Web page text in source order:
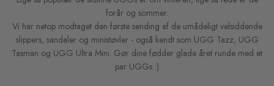
La Rouge
Blazers, jakker og frakker
Skind og Ruskind
Bæredygtige, recycled og økologiske
Om Acorns
forår og sommer.
Vi har netop modtaget den første sending af de umådeligt velsiddende
slippers, sandaler og ministøvler - også kendt som UGG Tazz, UGG
Tasman og UGG Ultra Mini. Gør dine fødder glade året runde med et
par UGGs :)